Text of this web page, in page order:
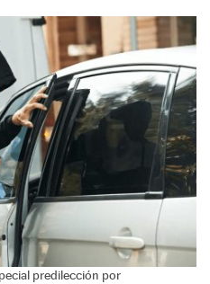
predilección por